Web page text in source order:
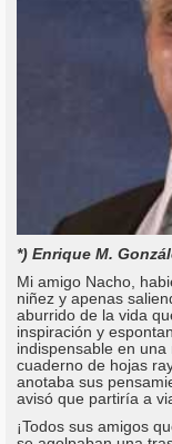
*) Enrique M.
Mi amigo Nacho,
niñez y apenas
aburrido de la vida
inspiración y
indispensable en
cuaderno de hojas
anotaba sus
avisó que partiría a
¡Todos sus amigos